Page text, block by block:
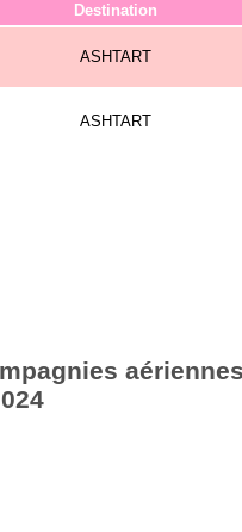
Destination
ASHTART
ASHTART